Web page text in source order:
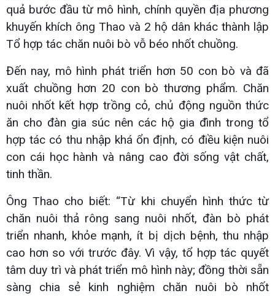
quả bước đầu từ mô hình, chính quyền địa phương
khuyến khích ông Thao và 2 hộ dân khác thành lập
Tổ hợp tác chăn nuôi bò vỗ béo nhốt chuồng.
Đến nay, mô hình phát triển hơn 50 con bò và đã
xuất chuồng hơn 20 con bò thương phẩm. Chăn
nuôi nhốt kết hợp trồng cỏ, chủ động nguồn thức
ăn cho đàn gia súc nên các hộ gia đình trong tổ
hợp tác có thu nhập khá ổn định, có điều kiện nuôi
con cái học hành và nâng cao đời sống vật chất,
tinh thần.
Ông Thao cho biết: “Từ khi chuyển hình thức từ
chăn nuôi thả rông sang nuôi nhốt, đàn bò phát
triển nhanh, khỏe mạnh, ít bị dịch bệnh, thu nhập
cao hơn so với trước đây. Vì vậy, tổ hợp tác quyết
tâm duy trì và phát triển mô hình này; đồng thời sẵn
sàng chia sẻ kinh nghiệm chăn nuôi bò nhốt